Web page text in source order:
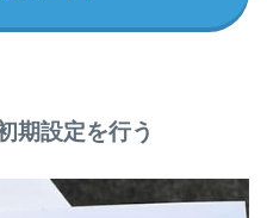
期設定を行う